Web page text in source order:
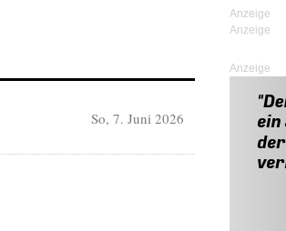
So, 7. Juni 2026
Anzeige